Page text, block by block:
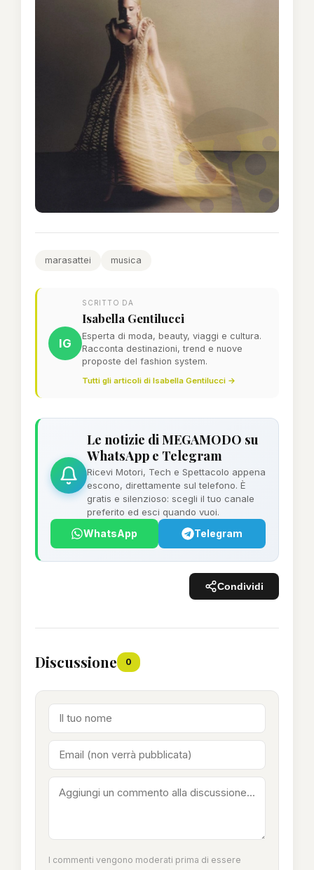
marasattei musica
IG
SCRITTO DA
Isabella Gentilucci
Esperta di moda, beauty, viaggi e cultura.
Racconta destinazioni, trend e nuove
proposte del fashion system.
Tutti gli articoli di Isabella Gentilucci →
Le notizie di MEGAMODO su
WhatsApp e Telegram
Ricevi Motori, Tech e Spettacolo appena
escono, direttamente sul telefono. È
gratis e silenzioso: scegli il tuo canale
preferito ed esci quando vuoi.
WhatsApp Telegram
Condividi
Discussione 0
I commenti vengono moderati prima di essere